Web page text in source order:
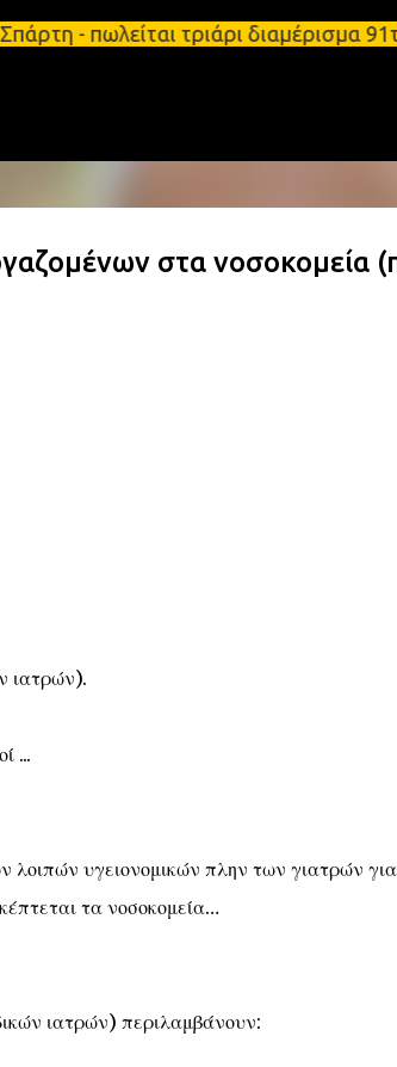
Μετάβαση στο κύριο
- πωλείται τριάρι
στα νοσοκομεία
ιατρών).
...
υγειονομικών πλην των γιατρών για
τα νοσοκομεία…
ιατρών) περιλαμβάνουν: